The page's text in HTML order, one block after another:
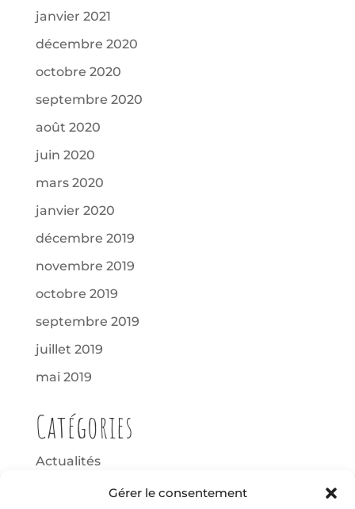
Gérer le consentement
janvier 2021
décembre 2020
octobre 2020
septembre 2020
août 2020
juin 2020
mars 2020
janvier 2020
décembre 2019
novembre 2019
octobre 2019
septembre 2019
juillet 2019
mai 2019
Catégories
Actualités